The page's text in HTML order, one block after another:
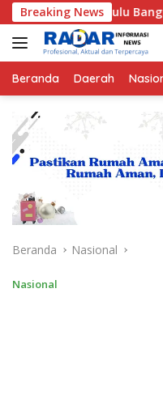
Langsung
ke
konten
Breaking News
Bangun Sinergi
Beranda Daerah
Beranda Nasional
Nasional